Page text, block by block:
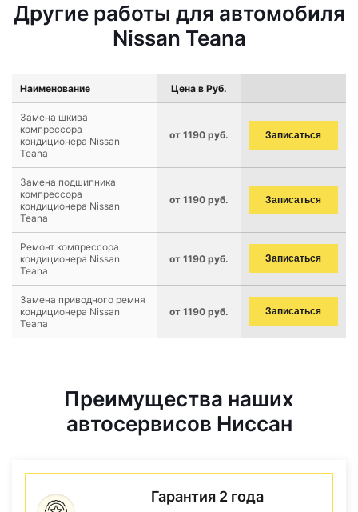
Другие работы для автомобиля
Nissan Teana
Наименование Цена в Руб.
Замена шкива
компрессора
кондиционера Nissan
Teana
от 1190 руб. Записаться
Замена подшипника
компрессора
кондиционера Nissan
Teana
от 1190 руб. Записаться
Ремонт компрессора
кондиционера Nissan
Teana
от 1190 руб. Записаться
Замена приводного ремня
кондиционера Nissan
Teana
от 1190 руб. Записаться
Преимущества наших
автосервисов Ниссан
Гарантия 2 года